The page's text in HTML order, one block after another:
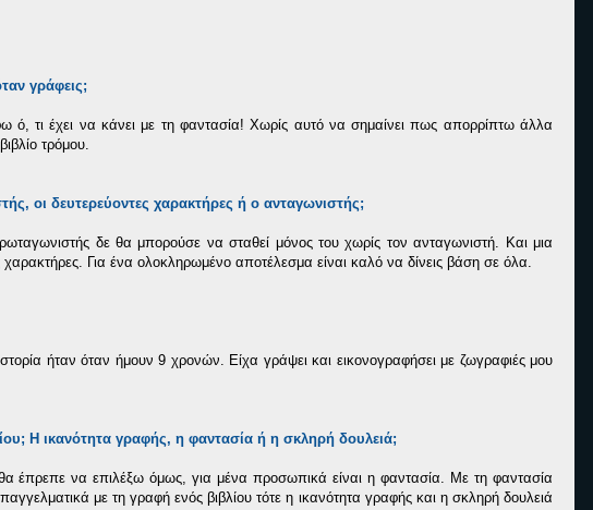
γράφεις;
τι έχει να κάνει με τη φαντασία! Χωρίς αυτό να σημαίνει πως απορρίπτω άλλα
τρόμου.
οι δευτερεύοντες χαρακτήρες ή ο ανταγωνιστής;
δε θα μπορούσε να σταθεί μόνος του χωρίς τον ανταγωνιστή. Και μια
Για ένα ολοκληρωμένο αποτέλεσμα είναι καλό να δίνεις βάση σε όλα.
ήταν όταν ήμουν 9 χρονών. Είχα γράψει και εικονογραφήσει με ζωγραφιές μου
Η ικανότητα γραφής, η φαντασία ή η σκληρή δουλειά;
έπρεπε να επιλέξω όμως, για μένα προσωπικά είναι η φαντασία. Με τη φαντασία
με τη γραφή ενός βιβλίου τότε η ικανότητα γραφής και η σκληρή δουλειά